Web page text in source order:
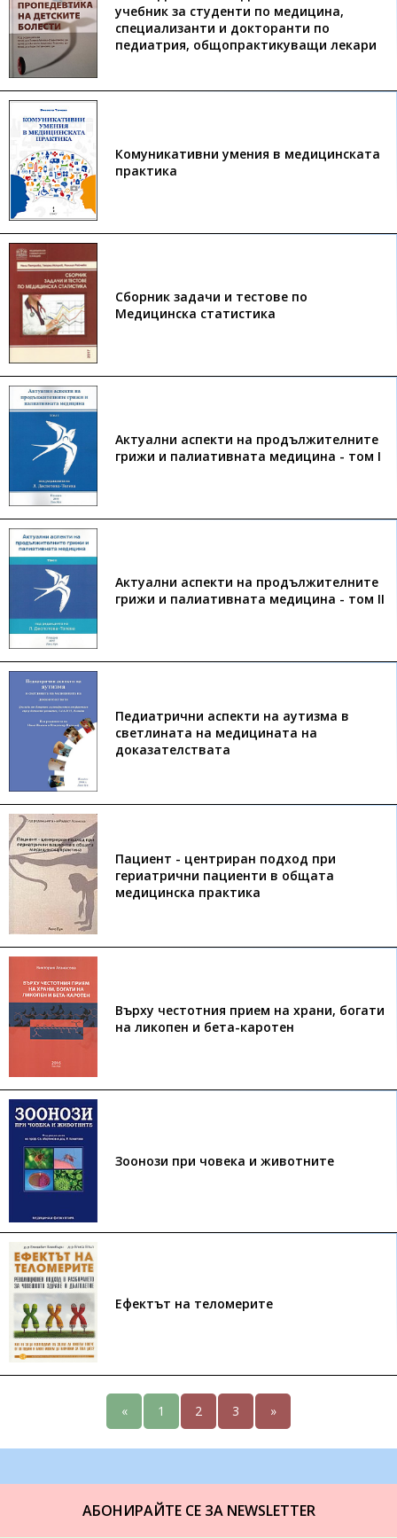
учебник за студенти по медицина,
специализанти и докторанти по
педиатрия, общопрактикуващи лекари
Комуникативни умения в медицинската
практика
Сборник задачи и тестове по
Медицинска статистика
Актуални аспекти на продължителните
грижи и палиативната медицина - том I
Актуални аспекти на продължителните
грижи и палиативната медицина - том II
Педиатрични аспекти на аутизма в
светлината на медицината на
доказателствата
Пациент - центриран подход при
гериатрични пациенти в общата
медицинска практика
Върху честотния прием на храни, богати
на ликопен и бета-каротен
Зоонози при човека и животните
Ефектът на теломерите
« 1 2 3 »
АБОНИРАЙТЕ СЕ ЗА NEWSLETTER